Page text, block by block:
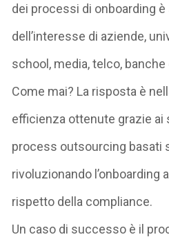
dei processi di onboarding
dell’interesse di aziende,
school, media, telco,
Come mai? La risposta è
efficienza ottenute grazie ai
process outsourcing basati
rivoluzionando l’onboarding
rispetto della compliance.
Un caso di successo è il